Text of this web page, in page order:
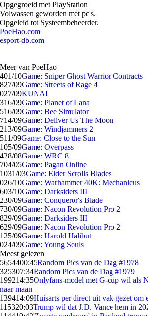
Opgegroeid met PlayStation
Volwassen geworden met pc's.
Opgeleid tot Systeembeheerder.
PoeHao.com
esport-db.com
Meer van PoeHao
401/10Game: Sniper Ghost Warrior Contracts
827/09Game: Streets of Rage 4
027/09KUNAI
316/09Game: Planet of Lana
516/09Game: Bee Simulator
714/09Game: Deliver Us The Moon
213/09Game: Windjammers 2
511/09Game: Close to the Sun
105/09Game: Overpass
428/08Game: WRC 8
704/05Game: Pagan Online
1031/03Game: Elder Scrolls Blades
026/10Game: Warhammer 40K: Mechanicus
603/10Game: Darksiders III
230/09Game: Conqueror's Blade
730/09Game: Nacon Revolution Pro 2
829/09Game: Darksiders III
629/09Game: Nacon Revolution Pro 2
1 25/09Game: Harold Halibut
024/09Game: Young Souls
Meest gelezen
5654400:45Random Pics van de Dag #1978
325307:34Random Pics van de Dag #1979
199214:35Onlyfans-model met G-cup wil als
naar maan
139414:09Huisarts per direct uit vak gezet om
115320:03Trump wil dat J.D. Vance hem in